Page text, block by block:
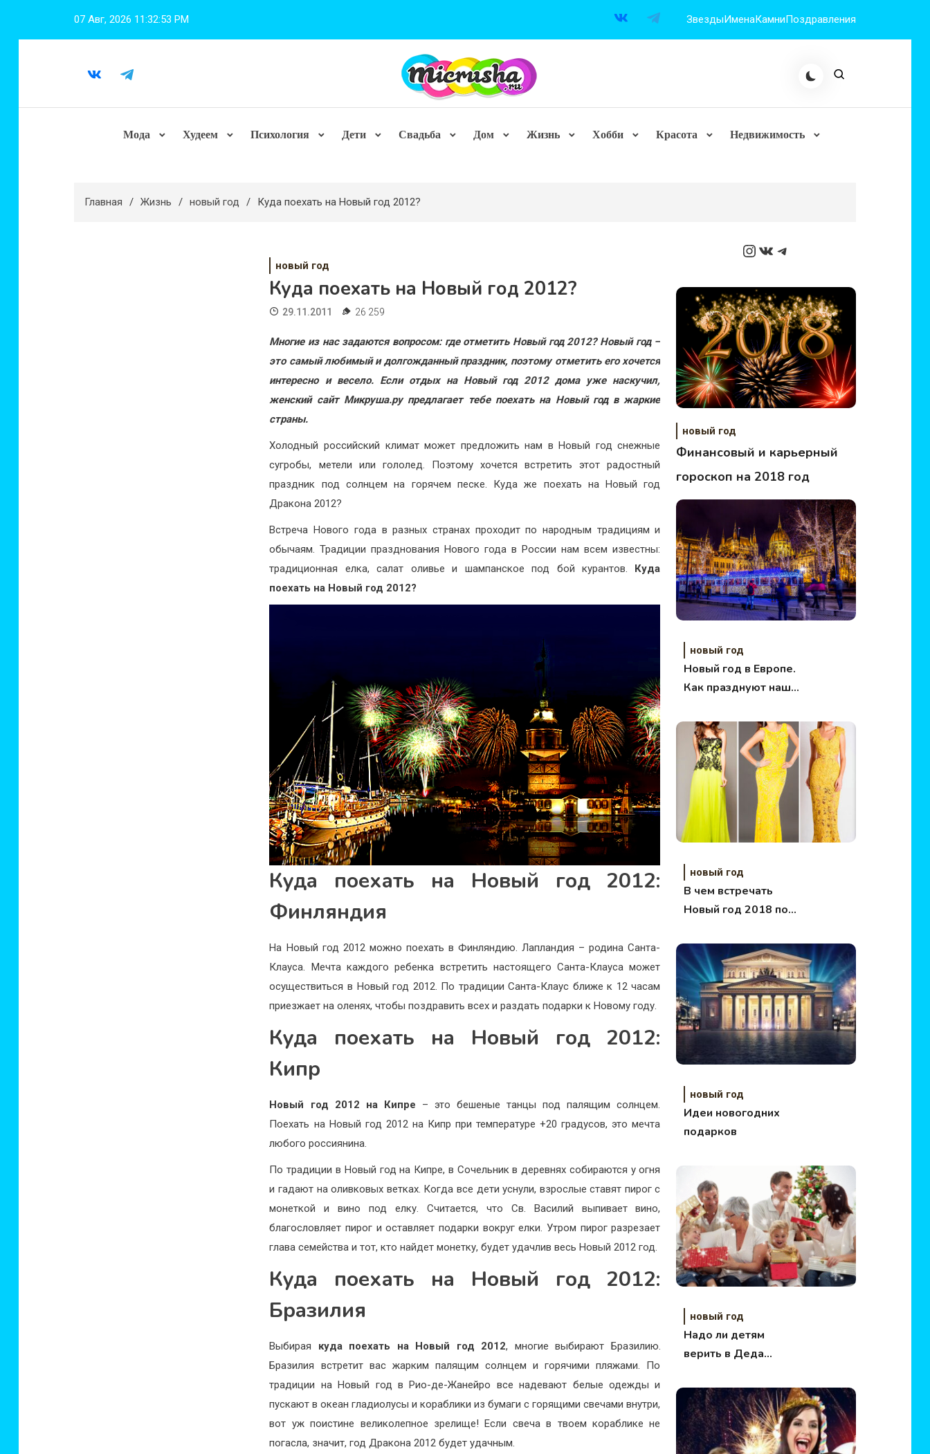
07 Авг, 2026 11:32:54 PM ЗвездыИменаКамниПоздравления
Мода Худеем Психология Дети Свадьба Дом Жизнь Хобби Красота Недвижимость
Главная Жизнь новый год Куда поехать на Новый год 2012?
новый год
Куда поехать на Новый год 2012?
29.11.2011 26 259
Многие из нас задаются вопросом: где отметить Новый год 2012? Новый год –
это самый любимый и долгожданный праздник, поэтому отметить его хочется
интересно и весело. Если отдых на Новый год 2012 дома уже наскучил,
женский сайт Микруша.ру предлагает тебе поехать на Новый год в жаркие
страны.
Холодный российский климат может предложить нам в Новый год снежные
сугробы, метели или гололед. Поэтому хочется встретить этот радостный
праздник под солнцем на горячем песке. Куда же поехать на Новый год
Дракона 2012?
Встреча Нового года в разных странах проходит по народным традициям и
обычаям. Традиции празднования Нового года в России нам всем известны:
традиционная елка, салат оливье и шампанское под бой курантов. Куда
поехать на Новый год 2012?
Куда поехать на Новый год 2012:
Финляндия
На Новый год 2012 можно поехать в Финляндию. Лапландия – родина Санта-
Клауса. Мечта каждого ребенка встретить настоящего Санта-Клауса может
осуществиться в Новый год 2012. По традиции Санта-Клаус ближе к 12 часам
приезжает на оленях, чтобы поздравить всех и раздать подарки к Новому году.
Куда поехать на Новый год 2012:
Кипр
Новый год 2012 на Кипре – это бешеные танцы под палящим солнцем.
Поехать на Новый год 2012 на Кипр при температуре +20 градусов, это мечта
любого россиянина.
По традиции в Новый год на Кипре, в Сочельник в деревнях собираются у огня
и гадают на оливковых ветках. Когда все дети уснули, взрослые ставят пирог с
монеткой и вино под елку. Считается, что Св. Василий выпивает вино,
благословляет пирог и оставляет подарки вокруг елки. Утром пирог разрезает
глава семейства и тот, кто найдет монетку, будет удачлив весь Новый 2012 год.
Куда поехать на Новый год 2012:
Бразилия
Выбирая куда поехать на Новый год 2012, многие выбирают Бразилию.
Бразилия встретит вас жарким палящим солнцем и горячими пляжами. По
традиции на Новый год в Рио-де-Жанейро все надевают белые одежды и
пускают в океан гладиолусы и кораблики из бумаги с горящими свечами внутри,
вот уж поистине великолепное зрелище! Если свеча в твоем кораблике не
погасла, значит, год Дракона 2012 будет удачным.
Instagram
ВКонтакте
Telegram
новый год
Финансовый и карьерный
гороскоп на 2018 год
новый год
Новый год в Европе.
Как празднуют наши
новый год
В чем встречать
Новый год 2018 по
новый год
Идеи новогодних
подарков
новый год
Надо ли детям
верить в Деда